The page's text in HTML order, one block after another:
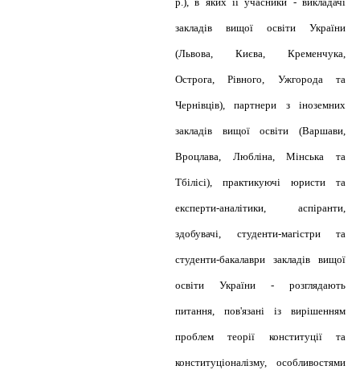
закладів вищої освіти України
(Львова, Києва, Кременчука,
Острога, Рівного, Ужгорода та
Чернівців), партнери з іноземних
закладів вищої освіти (Варшави,
Вроцлава, Любліна, Мінська та
Тбілісі), практикуючі юристи та
експерти-аналітики, аспіранти,
здобувачі, студенти-магістри та
студенти-бакалаври закладів вищої
освіти України - розглядають
питання, пов'язані із вирішенням
проблем теорії конституції та
конституціоналізму, особливостями